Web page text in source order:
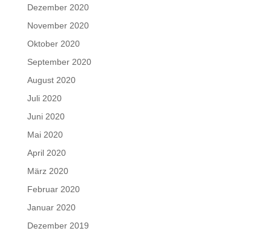
Dezember 2020
November 2020
Oktober 2020
September 2020
August 2020
Juli 2020
Juni 2020
Mai 2020
April 2020
März 2020
Februar 2020
Januar 2020
Dezember 2019